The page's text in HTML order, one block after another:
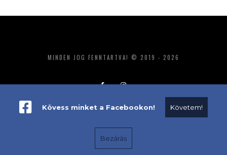
MINDEN JOG FENNTARTVA! © 2019 - 2026
ADATKEZELÉS IMPRESSZUM MÉDIAAJÁNLAT
Kövess minket a Facebookon! Követem!
Bezárás